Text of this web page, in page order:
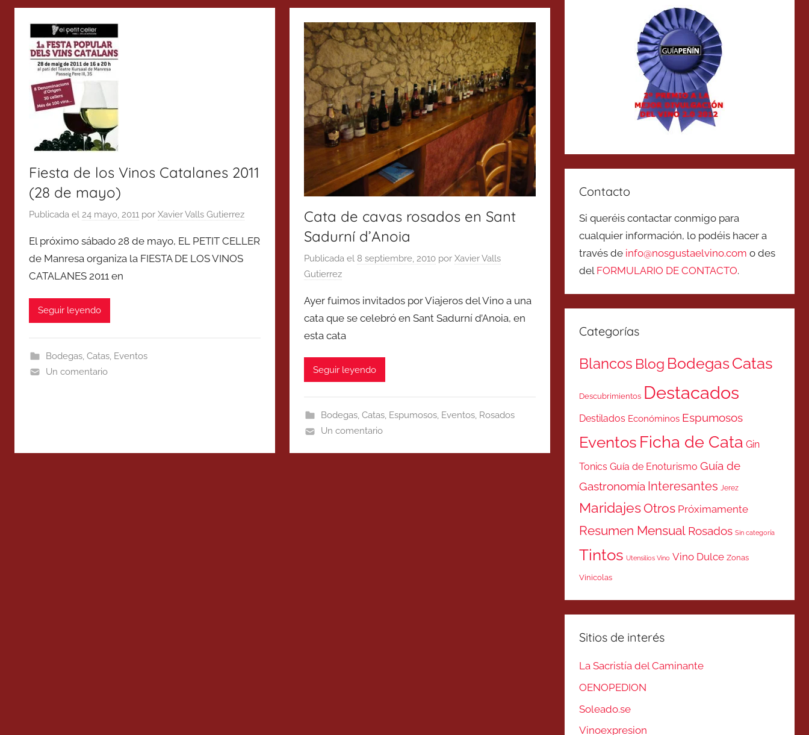
Fiesta de los Vinos Catalanes 2011
(28 de mayo)
Publicada el 24 mayo, 2011 por Xavier Valls Gutierrez
El próximo sábado 28 de mayo, EL PETIT CELLER
de Manresa organiza la FIESTA DE LOS VINOS
CATALANES 2011 en
Seguir leyendo
Bodegas, Catas, Eventos
Un comentario
Cata de cavas rosados en Sant
Sadurní d’Anoia
Publicada el 8 septiembre, 2010 porXavier Valls
Gutierrez
Ayer fuimos invitados por Viajeros del Vino a una
cata que se celebró en Sant Sadurní d’Anoia, en
esta cata
Seguir leyendo
Bodegas, Catas, Espumosos, Eventos, Rosados
Un comentario
Contacto
Si queréis contactar conmigo para
cualquier información, lo podéis hacer a
través de info@nosgustaelvino.com o des
del FORMULARIO DE CONTACTO.
Categorías
Blancos Blog BodegasCatas
Descubrimientos Destacados
Destilados Económinos Espumosos
Eventos Ficha de Cata Gin
Tonics Guía de Enoturismo Guía de
Gastronomía Interesantes Jerez
MaridajesOtros Próximamente
Resumen Mensual Rosados Sin categoría
Tintos Utensilios Vino Vino Dulce Zonas
Vinicolas
Sitios de interés
La Sacristía del Caminante
OENOPEDION
Soleado.se
Vinoexpresion